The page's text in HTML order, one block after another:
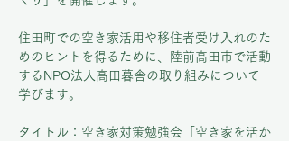
住田町での空き家活用や移住者受け入れのた
めのヒントを得るために、陸前高田市で活動
するNPO法人高田暮舎の取り組みについて
学びます。
タイトル：空き家対策勉強会「空き家を活か